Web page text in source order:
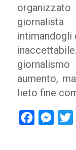
organizzato
intimandogli
aumento,
lieto fine
Facebook